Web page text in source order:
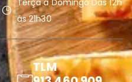
Terça a Domingo Das 12h
ás 21h30
TLM